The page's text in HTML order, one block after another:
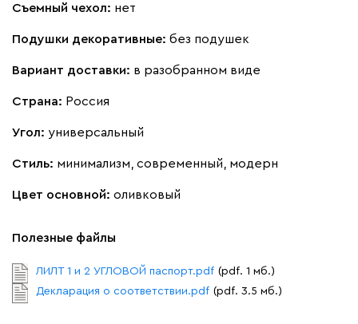
Вишневый Голубой Графит Зеленый
Букле
Съемный чехол: нет
Подушки декоративные: без подушек
Вариант доставки: в разобранном виде
Страна: Россия
Угол: универсальный
Стиль: минимализм, современный, модерн
Цвет основной: оливковый
Полезные файлы
ЛИЛТ 1 и 2 УГЛОВОЙ паспорт.pdf (pdf. 1 мб.)
Декларация о соответствии.pdf (pdf. 3.5 мб.)